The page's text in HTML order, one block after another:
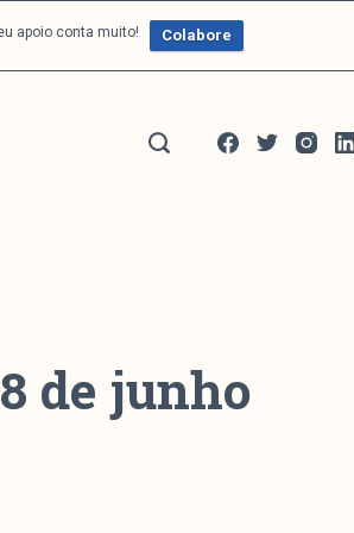
apoio conta muito! Colabore
de junho